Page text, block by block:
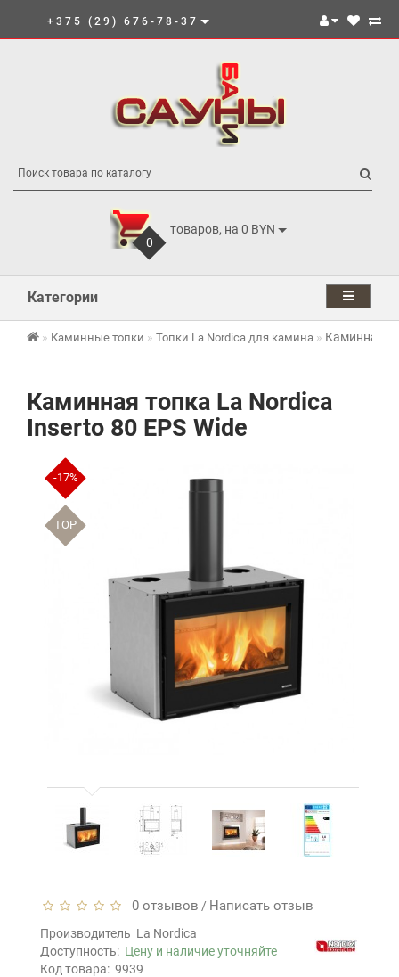
+375 (29) 676-78-37
0
товаров, на 0 BYN
Категории
Каминные топки Топки La Nordica для камина Каминная
Каминная топка La Nordica
Inserto 80 EPS Wide
-17%
TOP
0 отзывов / Написать отзыв
Производитель La Nordica
Доступность: Цену и наличие уточняйте
Код товара: 9939